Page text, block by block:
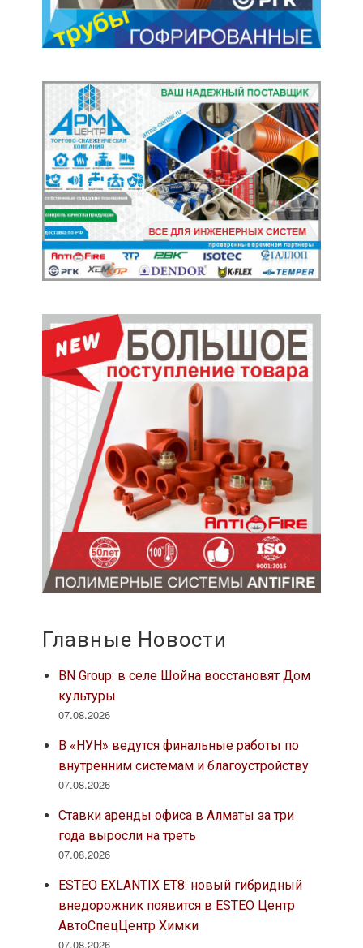
Главные Новости
BN Group: в селе Шойна восстановят Дом
культуры
07.08.2026
В «НУН» ведутся финальные работы по
внутренним системам и благоустройству
07.08.2026
Ставки аренды офиса в Алматы за три
года выросли на треть
07.08.2026
ESTEO EXLANTIX ET8: новый гибридный
внедорожник появится в ESTEO Центр
АвтоСпецЦентр Химки
07.08.2026